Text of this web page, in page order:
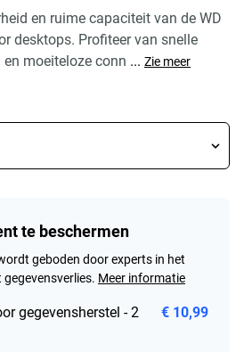
en ruime capaciteit van de WD
desktops. Profiteer van snelle
moeiteloze conn ... Zie meer
te beschermen
geboden door experts in het
Meer informatie
gegevensherstel - 2
€ 10,99